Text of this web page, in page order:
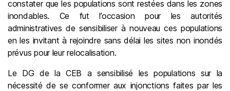
constater que les populations sont restées dans les zones
inondables. Ce fut l’occasion pour les autorités
administratives de sensibiliser à nouveau ces populations
en les invitant à rejoindre sans délai les sites non inondés
prévus pour leur relocalisation.
Le DG de la CEB a sensibilisé les populations sur la
nécessité de se conformer aux injonctions faites par les